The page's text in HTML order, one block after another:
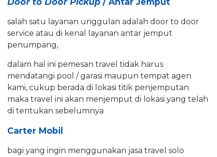
salah satu layanan unggulan adalah door to door
service atau di kenal layanan antar jemput
penumpang,
dalam hal ini pemesan travel tidak harus
mendatangi pool / garasi maupun tempat agen
kami, cukup berada di lokasi titik penjemputan
maka travel ini akan menjemput di lokasi yang telah
di tentukan sebelumnya
Carter Mobil
bagi yang ingin menggunakan jasa travel solo